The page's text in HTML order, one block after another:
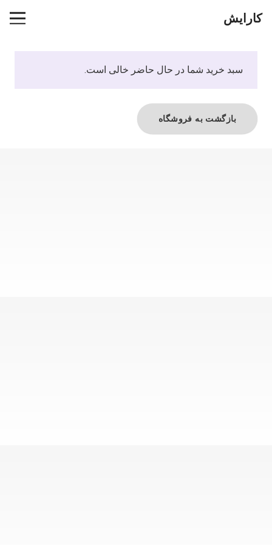
کارایش
سبد خرید شما در حال حاضر خالی است.
بازگشت به فروشگاه